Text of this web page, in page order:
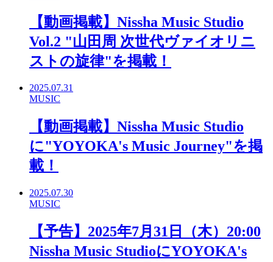
【動画掲載】Nissha Music Studio
Vol.2 "山田周 次世代ヴァイオリニ
ストの旋律"を掲載！
2025.07.31
MUSIC
【動画掲載】Nissha Music Studio
に"YOYOKA's Music Journey"を掲
載！
2025.07.30
MUSIC
【予告】2025年7月31日（木）20:00
Nissha Music StudioにYOYOKA's